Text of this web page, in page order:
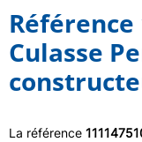
Culasse
La référence